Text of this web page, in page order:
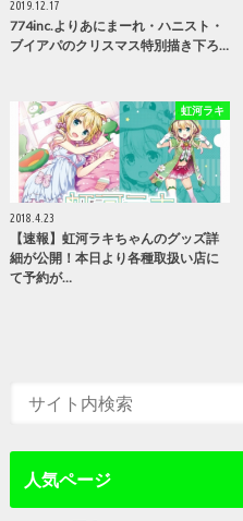
2019.12.17
774inc.よりあにまーれ・ハニスト・
ブイアパのクリスマス特別描き下ろ…
虹河ラキ
2018.4.23
【速報】虹河ラキちゃんのグッズ詳
細が公開！本日より各種取扱い店に
て予約が…
人気ページ